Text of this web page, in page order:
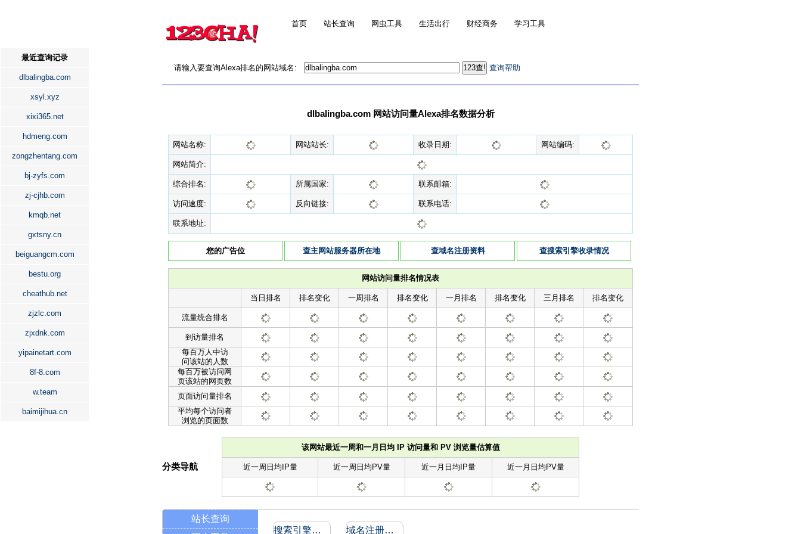
首页 站长查询 网虫工具 生活出行 财经商务 学习工具
最近查询记录
dlbalingba.com
xsyl.xyz
xixi365.net
hdmeng.com
zongzhentang.com
bj-zyfs.com
zj-cjhb.com
kmqb.net
gxtsny.cn
beiguangcm.com
bestu.org
cheathub.net
zjzlc.com
zjxdnk.com
yipainetart.com
8f-8.com
w.team
baimijihua.cn
请输入要查询Alexa排名的网站域名: 查询帮助
dlbalingba.com 网站访问量Alexa排名数据分析
网站名称: 网站站长: 收录日期: 网站编码:
网站简介:
综合排名: 所属国家: 联系邮箱:
访问速度: 反向链接: 联系电话:
联系地址:
您的广告位 查主网站服务器所在地 查域名注册资料 查搜索引擎收录情况
网站访问量排名情况表
当日排名 排名变化 一周排名 排名变化 一月排名 排名变化 三月排名 排名变化
流量统合排名
到访量排名
每百万人中访
问该站的人数
每百万被访问网
页该站的网页数
页面访问量排名
平均每个访问者
浏览的页面数
该网站最近一周和一月日均 IP 访问量和 PV 浏览量估算值
近一周日均IP量 近一周日均PV量 近一月日均IP量 近一月日均PV量
分类导航
站长查询
搜索引擎收录和反向链接 域名注册信息